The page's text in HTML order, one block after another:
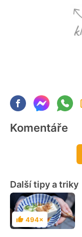
Komentáře
Další tipy a triky
Hodnocení
494×